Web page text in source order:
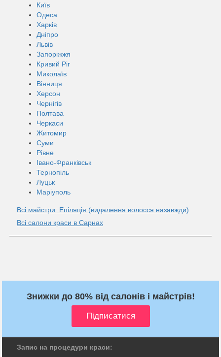
Київ
Одеса
Харків
Дніпро
Львів
Запоріжжя
Кривий Ріг
Миколаїв
Вінниця
Херсон
Чернігів
Полтава
Черкаси
Житомир
Суми
Рівне
Івано-Франківськ
Тернопіль
Луцьк
Маріуполь
Всі майстри: Епіляція (видалення волосся назавжди)
Всі салони краси в Сарнах
Знижки до 80% від салонів і майстрів!
Запис на процедури краси: